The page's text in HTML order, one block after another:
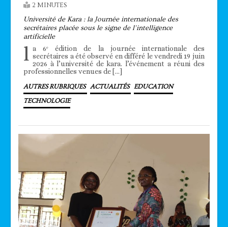
2 MINUTES
Université de Kara : la Journée internationale des
secrétaires placée sous le signe de l’intelligence
artificielle
l a 6ᵉ édition de la journée internationale des
secrétaires a été observé en différé le vendredi 19 juin
2026 à l’université de kara. l’événement a réuni des
professionnelles venues de […]
AUTRES RUBRIQUES ACTUALITÉS EDUCATION
TECHNOLOGIE